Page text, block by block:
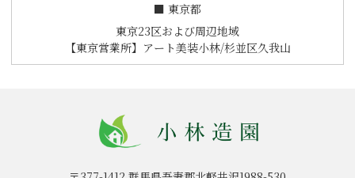
ン
■ 東京都
東京23区および周辺地域
【東京営業所】アート美装小林/杉並区久我山